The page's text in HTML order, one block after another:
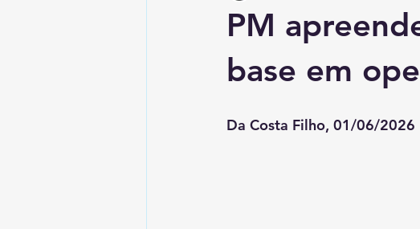
PM
base em
Da Costa Filho, 01/06/2026